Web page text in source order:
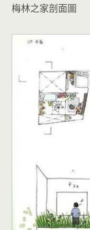
梅林之家剖面圖